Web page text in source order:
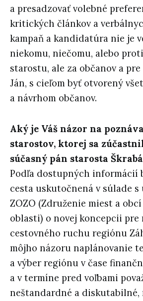
a presadzovať volebné
kritických článkov a
kampaň a kandidatúra nie je
niekomu, niečomu, alebo
starostu, ale za občanov a
Ján, s cieľom byť otvorený
a návrhom občanov.
Aký je Váš názor na
starostov, ktorej sa
súčasný pán starosta
Podľa dostupných informácií
cesta uskutočnená v súlade
ZOZO (Združenie miest a
oblasti) o novej koncepcii pre
cestovného ruchu regiónu
môjho názoru naplánovanie
a výber regiónu v čase
a v termíne pred voľbami
neštandardné a diskutabilné,